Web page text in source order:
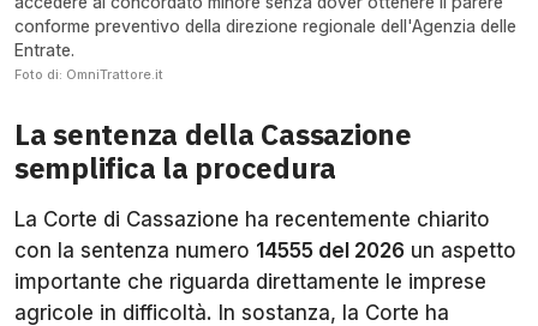
conforme preventivo della direzione regionale dell'Agenzia delle
Entrate.
Foto di: OmniTrattore.it
La sentenza della Cassazione
semplifica la procedura
La Corte di Cassazione ha recentemente chiarito
con la sentenza numero 14555 del 2026 un aspetto
importante che riguarda direttamente le imprese
agricole in difficoltà. In sostanza, la Corte ha